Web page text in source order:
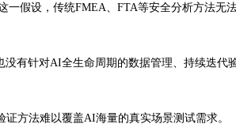
假设，传统FMEA、FTA等安全分析方法无
有针对AI全生命周期的数据管理、持续迭代
方法难以覆盖AI海量的真实场景测试需求。